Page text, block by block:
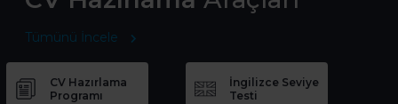
Tümünü İncele
CV Hazırlama
Programı
İngilizce Seviye
Testi